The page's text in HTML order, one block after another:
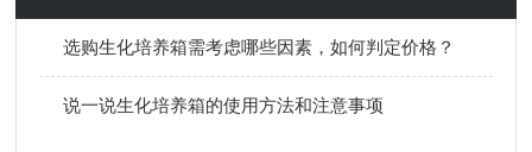
选购生化培养箱需考虑哪些因素，如何判定价格？
说一说生化培养箱的使用方法和注意事项